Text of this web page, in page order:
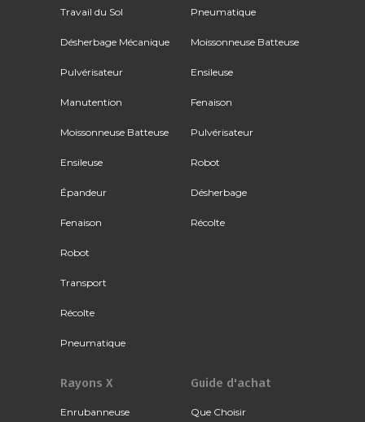
Travail du Sol
Désherbage Mécanique
Pulvérisateur
Manutention
Moissonneuse Batteuse
Ensileuse
Épandeur
Fenaison
Robot
Transport
Récolte
Pneumatique
Pneumatique
Moissonneuse Batteuse
Ensileuse
Fenaison
Pulvérisateur
Robot
Désherbage
Récolte
Rayons X
Enrubanneuse
Guide d'achat
Que Choisir